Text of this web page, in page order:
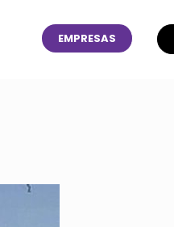
EMPRESAS